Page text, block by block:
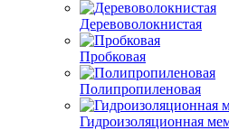
Деревоволокнистая
Пробковая
Полипропиленовая
Гидроизоляционная